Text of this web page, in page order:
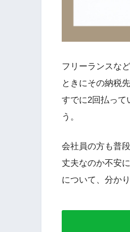
フリーランスな
ときにその納税
すでに2回払って
う。
会社員の方も普
丈夫なのか不安
について、分か